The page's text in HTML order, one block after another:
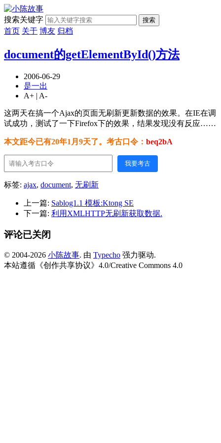
搜索关键字 搜索
首页 关于 博友 归档
document的getElementById()方法
2006-06-29
是一出
A+ | A-
这两天在搞一个Ajax的页面无刷新更新数据的效果。在IE在调
试成功，测试了一下Firefox下的效果，结果发现没有反应……
本文距今已有20年1月9天了。考古口令： beq2bA
我要考古
标签: ajax, document, 无刷新
上一篇: Sablog1.1 模板:Ktong SE
下一篇: 利用XMLHTTP无刷新获取数据.
评论已关闭
© 2004-2026 小陈故事. 由 Typecho 强力驱动.
本站遵循《创作共享协议》4.0/Creative Commons 4.0